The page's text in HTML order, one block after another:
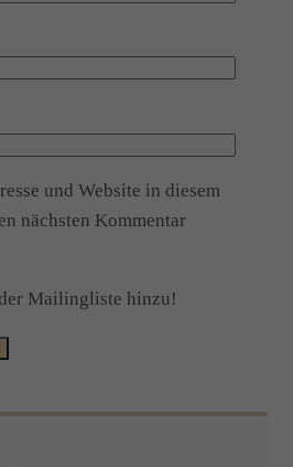
und Website in diesem
nächsten Kommentar
Mailingliste hinzu!